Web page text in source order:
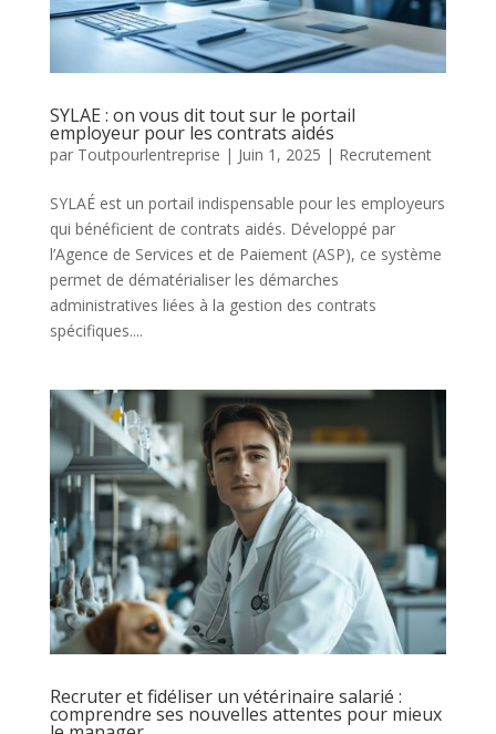
SYLAE : on vous dit tout sur le portail
employeur pour les contrats aidés
par Toutpourlentreprise | Juin 1, 2025 | Recrutement
SYLAÉ est un portail indispensable pour les employeurs
qui bénéficient de contrats aidés. Développé par
l’Agence de Services et de Paiement (ASP), ce système
permet de dématérialiser les démarches
administratives liées à la gestion des contrats
spécifiques....
Recruter et fidéliser un vétérinaire salarié :
comprendre ses nouvelles attentes pour mieux